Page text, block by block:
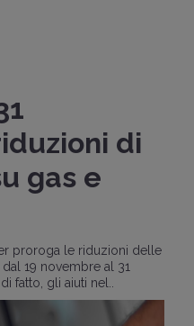
di
gas e
proroga le riduzioni delle
19 novembre al 31
fatto, gli aiuti nel..